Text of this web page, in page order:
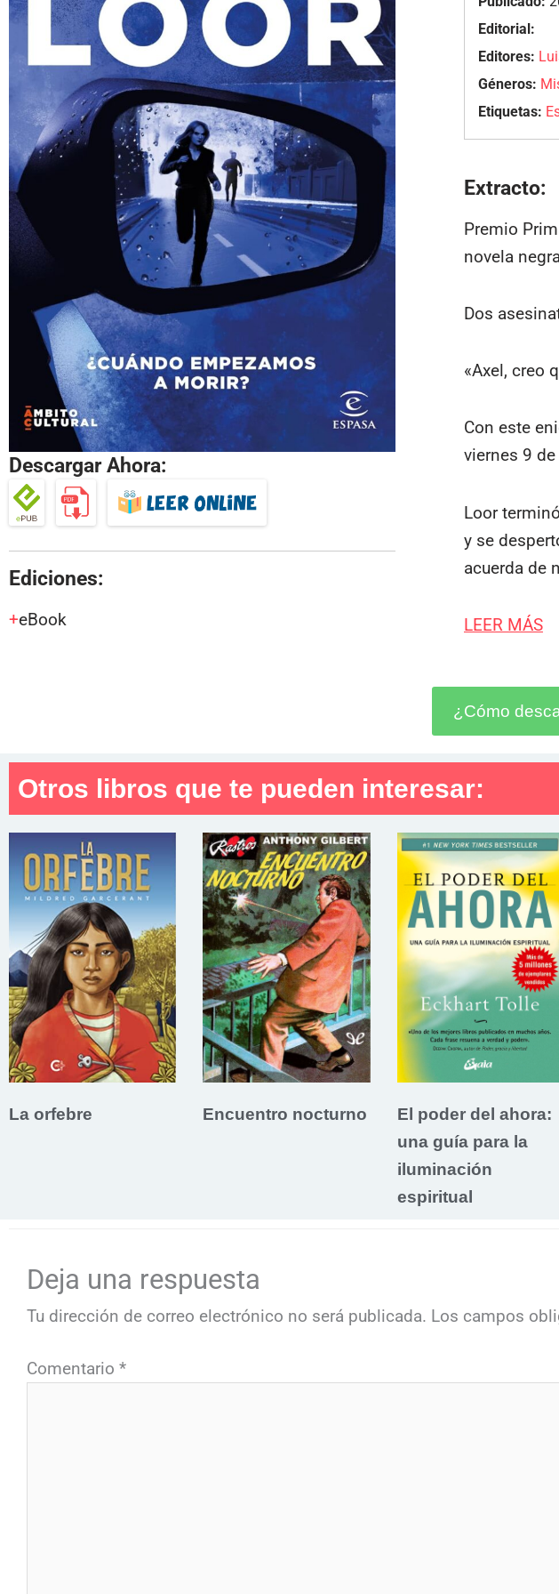
Descargar Ahora:
Ediciones:
eBook
Editorial:
Editores:
Géneros:
Etiquetas:
Extracto:
Premio
novela
Dos
«Axel, creo
Con este
viernes 9
Loor
y se
acuerda de
LEER MÁS
¿Cómo
Otros libros que te pueden interesar:
La orfebre Encuentro nocturno
El poder del ahora:
una guía para la
iluminación
espiritual
Deja una respuesta
Tu dirección de correo electrónico no será publicada. Los campos
Comentario *